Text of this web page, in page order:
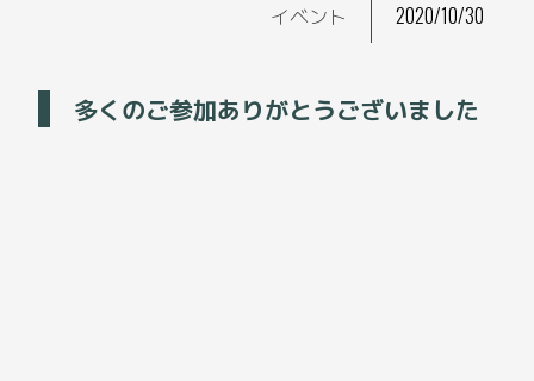
イベント 2020/10/30
多くのご参加ありがとうございました